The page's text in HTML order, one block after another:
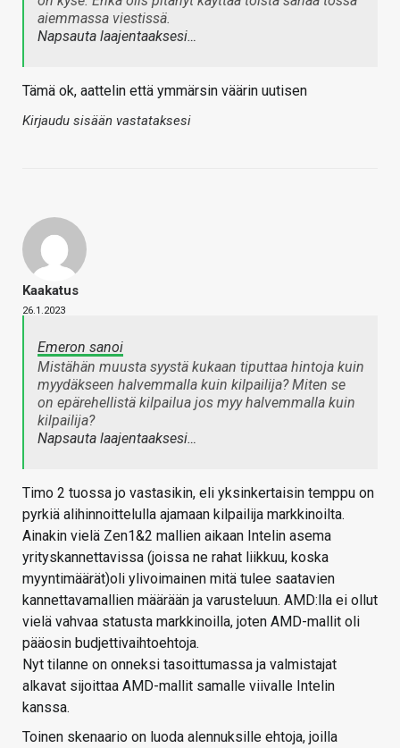
aiemmassa viestissä.
Napsauta laajentaaksesi…
Tämä ok, aattelin että ymmärsin väärin uutisen
Kirjaudu sisään vastataksesi
Kaakatus
26.1.2023
Emeron sanoi
Mistähän muusta syystä kukaan tiputtaa hintoja kuin
myydäkseen halvemmalla kuin kilpailija? Miten se
on epärehellistä kilpailua jos myy halvemmalla kuin
kilpailija?
Napsauta laajentaaksesi…
Timo 2 tuossa jo vastasikin, eli yksinkertaisin temppu on
pyrkiä alihinnoittelulla ajamaan kilpailija markkinoilta.
Ainakin vielä Zen1&2 mallien aikaan Intelin asema
yrityskannettavissa (joissa ne rahat liikkuu, koska
myyntimäärät)oli ylivoimainen mitä tulee saatavien
kannettavamallien määrään ja varusteluun. AMD:lla ei ollut
vielä vahvaa statusta markkinoilla, joten AMD-mallit oli
pääosin budjettivaihtoehtoja.
Nyt tilanne on onneksi tasoittumassa ja valmistajat
alkavat sijoittaa AMD-mallit samalle viivalle Intelin
kanssa.
Toinen skenaario on luoda alennuksille ehtoja, joilla